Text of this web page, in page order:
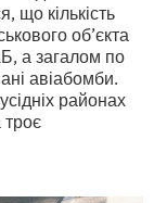
що кількість
об’єкта
а загалом по
авіабомби.
районах